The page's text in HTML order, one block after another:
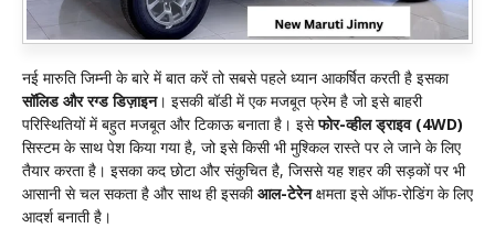
नई मारुति जिम्नी के बारे में बात करें तो सबसे पहले ध्यान आकर्षित करती है इसका
सॉलिड और रग्ड डिज़ाइन। इसकी बॉडी में एक मजबूत फ्रेम है जो इसे बाहरी
परिस्थितियों में बहुत मजबूत और टिकाऊ बनाता है। इसेफोर-व्हील ड्राइव (4WD)
सिस्टम के साथ पेश किया गया है, जो इसे किसी भी मुश्किल रास्ते पर ले जाने के लिए
तैयार करता है। इसका कद छोटा और संकुचित है, जिससे यह शहर की सड़कों पर भी
आसानी से चल सकता है और साथ ही इसकीआल-टेरेनक्षमता इसे ऑफ-रोडिंग के लिए
आदर्श बनाती है।